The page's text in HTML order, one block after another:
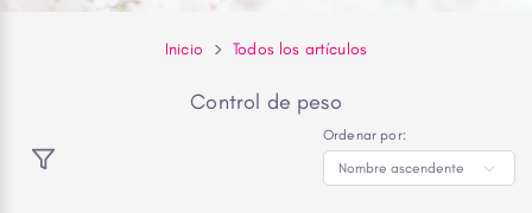
Inicio Todos los artículos
Control de peso
Ordenar por: